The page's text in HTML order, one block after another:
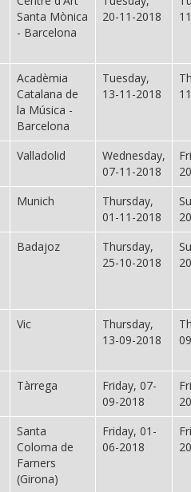
Santa Mònica
- Barcelona
20-11-2018
Acadèmia
Catalana de
la Música -
Barcelona
Tuesday,
13-11-2018
Valladolid
Wednesday,
07-11-2018
Munich
Thursday,
01-11-2018
Badajoz
Thursday,
25-10-2018
Vic
Thursday,
13-09-2018
Tàrrega
Friday, 07-
09-2018
Santa
Coloma de
Farners
(Girona)
Friday, 01-
06-2018